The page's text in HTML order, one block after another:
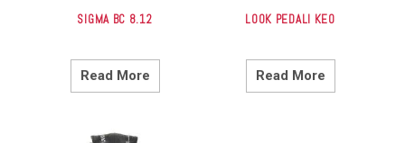
SIGMA BC 8.12
Read More
LOOK PEDALI KEO
Read More